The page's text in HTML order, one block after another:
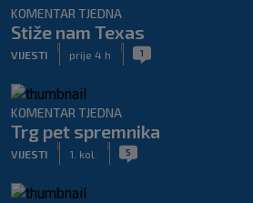
KOMENTAR TJEDNA
Stiže nam Texas
VIJESTI prije 4 h 1
KOMENTAR TJEDNA
Trg pet spremnika
VIJESTI 1. kol. 5